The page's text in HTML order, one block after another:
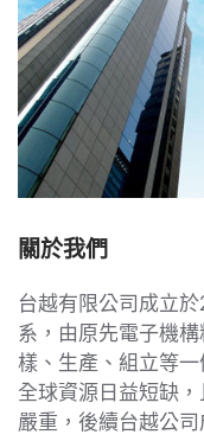
關於我們
台越有限公司成立於
系，由原先電子機構
樣、生產、組立等
全球資源日益短缺
嚴重，後續台越公司